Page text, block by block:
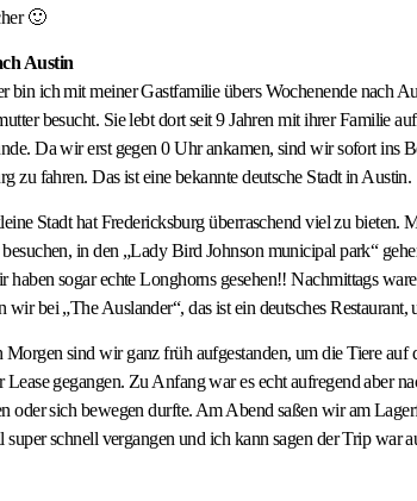
🙂
Austin
bin ich mit meiner Gastfamilie übers Wochenende nach
besucht. Sie lebt dort seit 9 Jahren mit ihrer Familie
Da wir erst gegen 0 Uhr ankamen, sind wir sofort ins
zu fahren. Das ist eine bekannte deutsche Stadt in Austin.
Stadt hat Fredericksburg überraschend viel zu bieten.
in den „Lady Bird Johnson municipal park“
haben sogar echte Longhorns gesehen!! Nachmittags
wir bei „The Auslander“, das ist ein deutsches Restaurant,
Morgen sind wir ganz früh aufgestanden, um die Tiere
Lease gegangen. Zu Anfang war es echt aufregend aber
oder sich bewegen durfte. Am Abend saßen wir am
super schnell vergangen und ich kann sagen der Trip war